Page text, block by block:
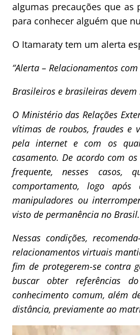
algumas precauções que
para conhecer alguém que
O Itamaraty tem um alerta
“Alerta – Relacionamentos
Brasileiros e brasileiras
O Ministério das Relações
vítimas de roubos, fraudes e
pela internet e com os
casamento. De acordo com
frequente, nesses casos,
comportamento, logo
manipuladores ou
visto de permanência no Brasil.
Nessas condições,
relacionamentos virtuais
fim de protegerem-se contra
buscar obter referências
conhecimento comum, além
distância, previamente ao